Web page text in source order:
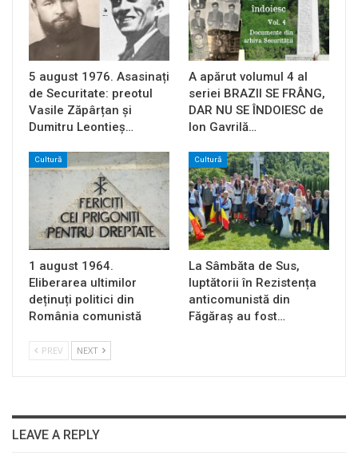
5 august 1976. Asasinați
de Securitate: preotul
Vasile Zăpârțan și
Dumitru Leontieș…
A apărut volumul 4 al
seriei BRAZII SE FRÂNG,
DAR NU SE ÎNDOIESC de
Ion Gavrilă…
Cultură
1 august 1964.
Eliberarea ultimilor
deținuți politici din
România comunistă
Cultură
La Sâmbăta de Sus,
luptătorii în Rezistența
anticomunistă din
Făgăraș au fost…
PREV NEXT
LEAVE A REPLY